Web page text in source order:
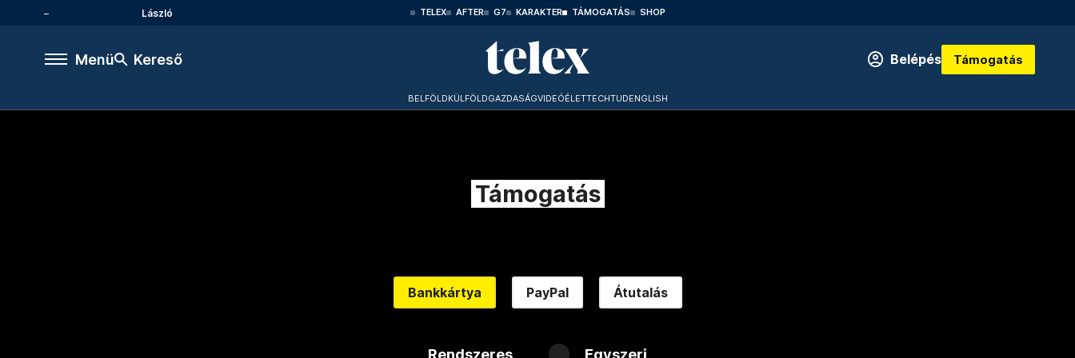
László TELEX AFTER G7 KARAKTER TÁMOGATÁS SHOP
Menü Kereső Belépés Támogatás
BELFÖLDKÜLFÖLDGAZDASÁGVIDEÓÉLETTECHTUDENGLISH
Támogatás
Bankkártya PayPal Átutalás
Rendszeres Egyszeri